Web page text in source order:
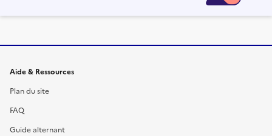
Informations et liens du site
Aide & Ressources
Plan du site
FAQ
Guide alternant